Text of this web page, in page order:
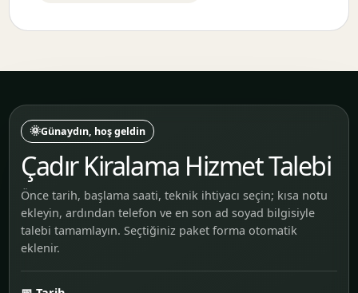
🌞Günaydın, hoş geldin
Çadır Kiralama Hizmet Talebi
Önce tarih, başlama saati, teknik ihtiyacı seçin; kısa notu
ekleyin, ardından telefon ve en son ad soyad bilgisiyle
talebi tamamlayın. Seçtiğiniz paket forma otomatik
eklenir.